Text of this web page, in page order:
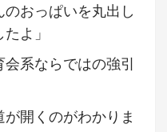
おっぱいを丸出し
よ」
系ならではの強引
開くのがわかりま